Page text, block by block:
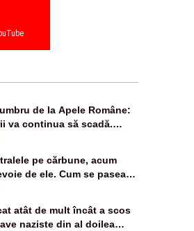
de la Apele Române:
va continua să scadă.
putea închide în 4 zile
pe cărbune, acum
de ele. Cum se pasează
energetică
atât de mult încât a scos
naziste din al doilea